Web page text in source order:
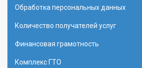
Обработка персональных данных
Количество получателей услуг
Финансовая грамотность
Комплекс ГТО